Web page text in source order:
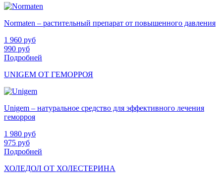
Normaten – растительный препарат от повышенного давления
1 960 руб
990 руб
Подробней
UNIGEM ОТ ГЕМОРРОЯ
Unigem – натуральное средство для эффективного лечения
геморроя
1 980 руб
975 руб
Подробней
ХОЛЕДОЛ ОТ ХОЛЕСТЕРИНА